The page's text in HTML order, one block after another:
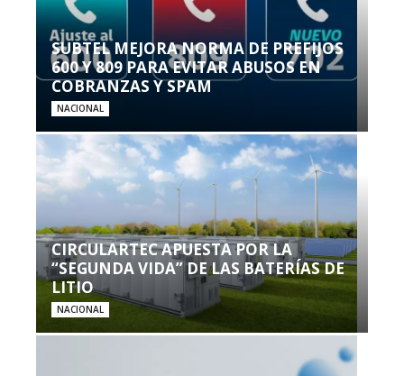
SUBTEL MEJORA NORMA DE PREFIJOS
600 Y 809 PARA EVITAR ABUSOS EN
COBRANZAS Y SPAM
NACIONAL
CIRCULARTEC APUESTA POR LA
“SEGUNDA VIDA” DE LAS BATERÍAS DE
LITIO
NACIONAL